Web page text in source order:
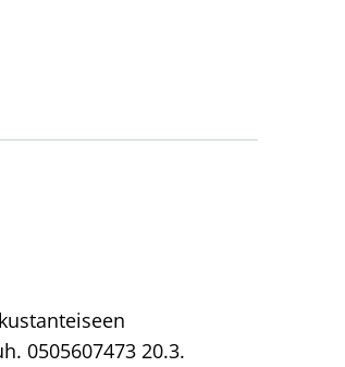
0505607473 20.3.